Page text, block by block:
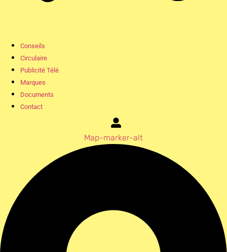
Conseils
Circulaire
Publicité Télé
Marques
Documents
Contact
Map-marker-alt